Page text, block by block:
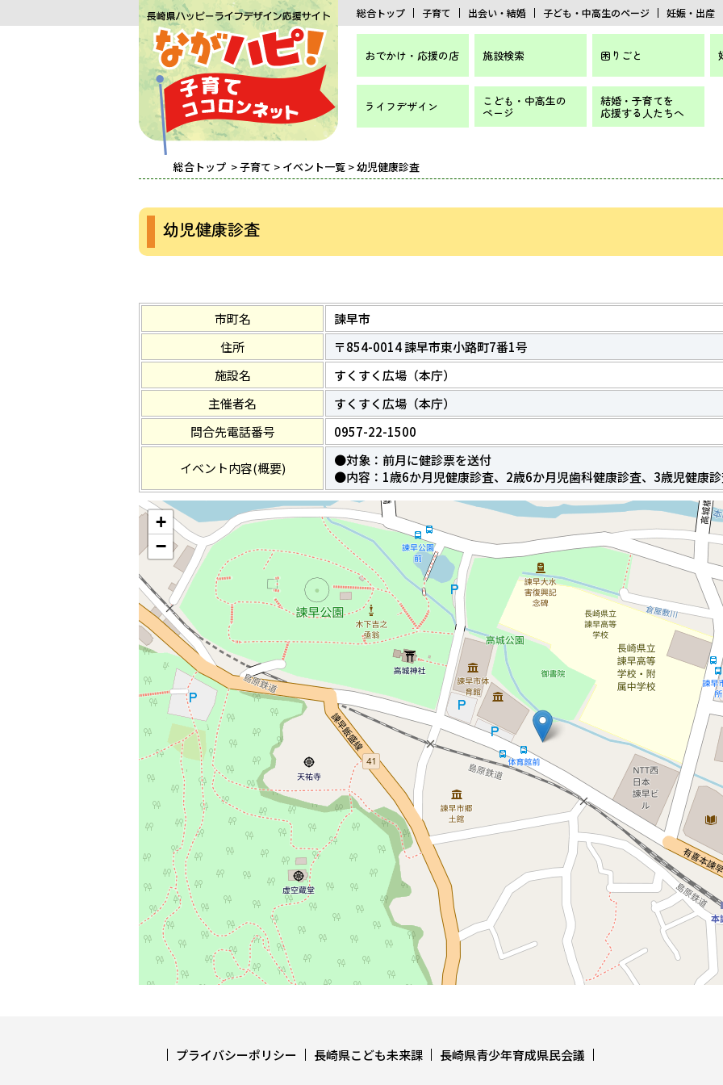
総合トップ 子育て 出会い・結婚 子ども・中高生のページ 妊娠・出産
おでかけ・応援の店 施設検索 困りごと
ライフデザイン こども・中高生の
ページ
結婚・子育てを
応援する人たちへ
総合トップ >子育て > イベント一覧 > 幼児健康診査
幼児健康診査
市町名
諫早市
住所
〒854-0014 諫早市東小路町7番1号
施設名
すくすく広場（本庁）
主催者名
すくすく広場（本庁）
問合先電話番号
0957-22-1500
イベント内容(概要)
●対象：前月に健診票を送付
●内容：1歳6か月児健康診査、2歳6か月児歯科健康診査、3歳児健康
+
−
プライバシーポリシー 長崎県こども未来課 長崎県青少年育成県民会議